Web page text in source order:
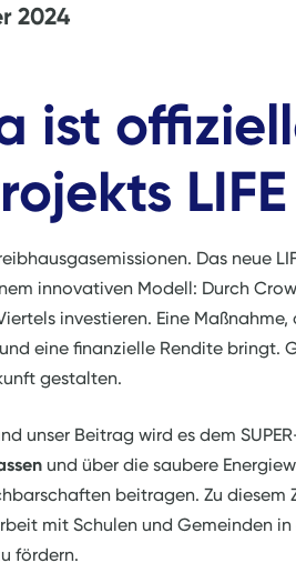
2024
ist
LIFE
Das neue
innovativen Modell: Durch
investieren. Eine Maßnahme,
eine finanzielle Rendite bringt.
gestalten.
unser Beitrag wird es dem
und über die saubere
beitragen. Zu diesem
mit Schulen und Gemeinden
fördern.